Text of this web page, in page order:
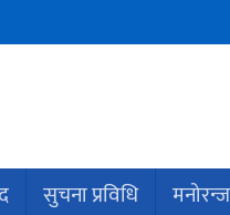
सुचना प्रविधि